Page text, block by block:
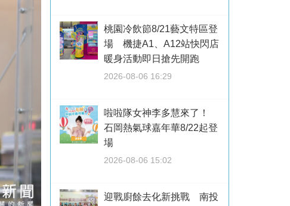
桃園冷飲節8/21藝文特區登
場 機捷A1、A12站快閃店
暖身活動即日搶先開跑
2026-08-06 16:29
啦啦隊女神李多慧來了！
石岡熱氣球嘉年華8/22起登
場
2026-08-06 15:02
迎戰廚餘去化新挑戰 南投